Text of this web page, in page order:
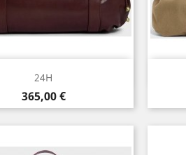
24H
Prix
365,00 €
Aperçu rapide